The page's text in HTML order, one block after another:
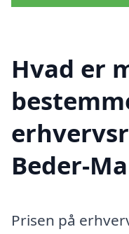
Hvad er
Beder-
Prisen på